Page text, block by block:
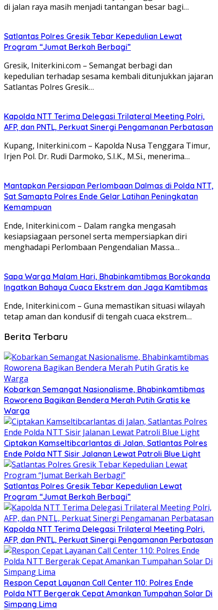
di jalan raya masih menjadi tantangan besar bagi…
Satlantas Polres Gresik Tebar Kepedulian Lewat
Program “Jumat Berkah Berbagi”
Gresik, Initerkini.com – Semangat berbagi dan
kepedulian terhadap sesama kembali ditunjukkan jajaran
Satlantas Polres Gresik…
Kapolda NTT Terima Delegasi Trilateral Meeting Polri,
AFP, dan PNTL, Perkuat Sinergi Pengamanan Perbatasan
Kupang, Initerkini.com – Kapolda Nusa Tenggara Timur,
Irjen Pol. Dr. Rudi Darmoko, S.I.K., M.Si., menerima…
Mantapkan Persiapan Perlombaan Dalmas di Polda NTT,
Sat Samapta Polres Ende Gelar Latihan Peningkatan
Kemampuan
Ende, Initerkini.com – Dalam rangka mengasah
kesiapsiagaan personel serta mempersiapkan diri
menghadapi Perlombaan Pengendalian Massa…
Sapa Warga Malam Hari, Bhabinkamtibmas Borokanda
Ingatkan Bahaya Cuaca Ekstrem dan Jaga Kamtibmas
Ende, Initerkini.com – Guna memastikan situasi wilayah
tetap aman dan kondusif di tengah cuaca ekstrem…
Berita Terbaru
Kobarkan Semangat Nasionalisme, Bhabinkamtibmas
Roworena Bagikan Bendera Merah Putih Gratis ke
Warga
Ciptakan Kamseltibcarlantas di Jalan, Satlantas Polres
Ende Polda NTT Sisir Jalanan Lewat Patroli Blue Light
Satlantas Polres Gresik Tebar Kepedulian Lewat
Program “Jumat Berkah Berbagi”
Kapolda NTT Terima Delegasi Trilateral Meeting Polri,
AFP, dan PNTL, Perkuat Sinergi Pengamanan Perbatasan
Respon Cepat Layanan Call Center 110: Polres Ende
Polda NTT Bergerak Cepat Amankan Tumpahan Solar Di
Simpang Lima